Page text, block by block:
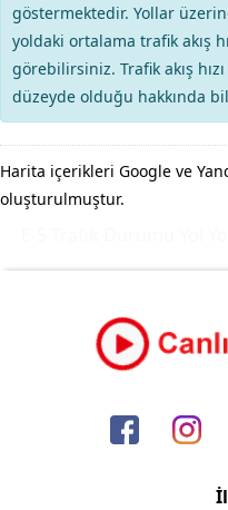
göstermektedir. Yollar
yoldaki ortalama trafik akış
görebilirsiniz. Trafik akış hızı
düzeyde olduğu hakkında
Harita içerikleri Google ve
oluşturulmuştur.